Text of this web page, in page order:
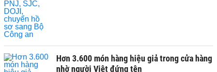
Hơn 3.600 món hàng hiệu giả trong cửa hàng
nhờ người Việt đứng tên